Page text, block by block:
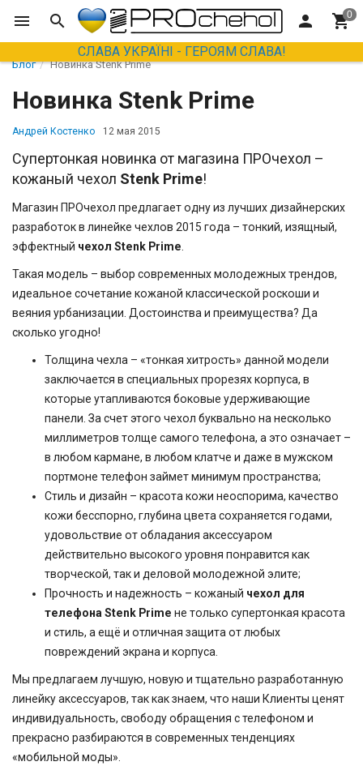
СЛАВА УКРАЇНІ - ГЕРОЯМ СЛАВА!
Блог Новинка Stenk Prime
Новинка Stenk Prime
Андрей Костенко 12 мая 2015
Супертонкая новинка от магазина ПРОчехол –
кожаный чехол Stenk Prime!
Магазин ПРОчехол предлагает одну из лучших дизайнерских
разработок в линейке чехлов 2015 года – тонкий, изящный,
эффектный чехол Stenk Prime
Такая модель – выбор современных молодежных трендов,
идеальное сочетание кожаной классической роскоши и
веяния урбанизации. Достоинства и преимущества? Да
сколько угодно!
Толщина чехла – «тонкая хитрость» данной модели
заключается в специальных прорезях корпуса, в
которые утапливаются боковые удерживающие
панели. За счет этого чехол буквально на несколько
миллиметров толще самого телефона, а это означает –
в любом кармане, в любом клатче и даже в мужском
портмоне телефон займет минимум пространства;
Стиль и дизайн – красота кожи неоспорима, качество
кожи бесспорно, глубина цвета сохраняется годами,
удовольствие от обладания аксессуаром
действительно высокого уровня понравится как
творческой, так и деловой молодежной элите;
Прочность и надежность – кожаный чехол для
телефона Stenk Prime не только супертонкая красота
и стиль, а ещё и отличная защита от любых
повреждений экрана и корпуса.
Мы предлагаем лучшую, новую и тщательно разработанную
линейку аксессуаров, так как знаем, что наши Клиенты ценят
индивидуальность, свободу обращения с телефоном и
прекрасно разбираются в современных тенденциях
«мобильной моды».